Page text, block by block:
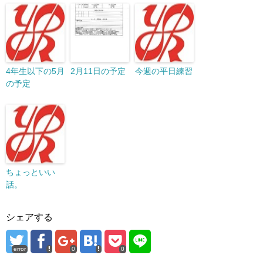
4年生以下の5月
の予定
2月11日の予定 今週の平日練習
ちょっといい
話。
シェアする
error 0 0